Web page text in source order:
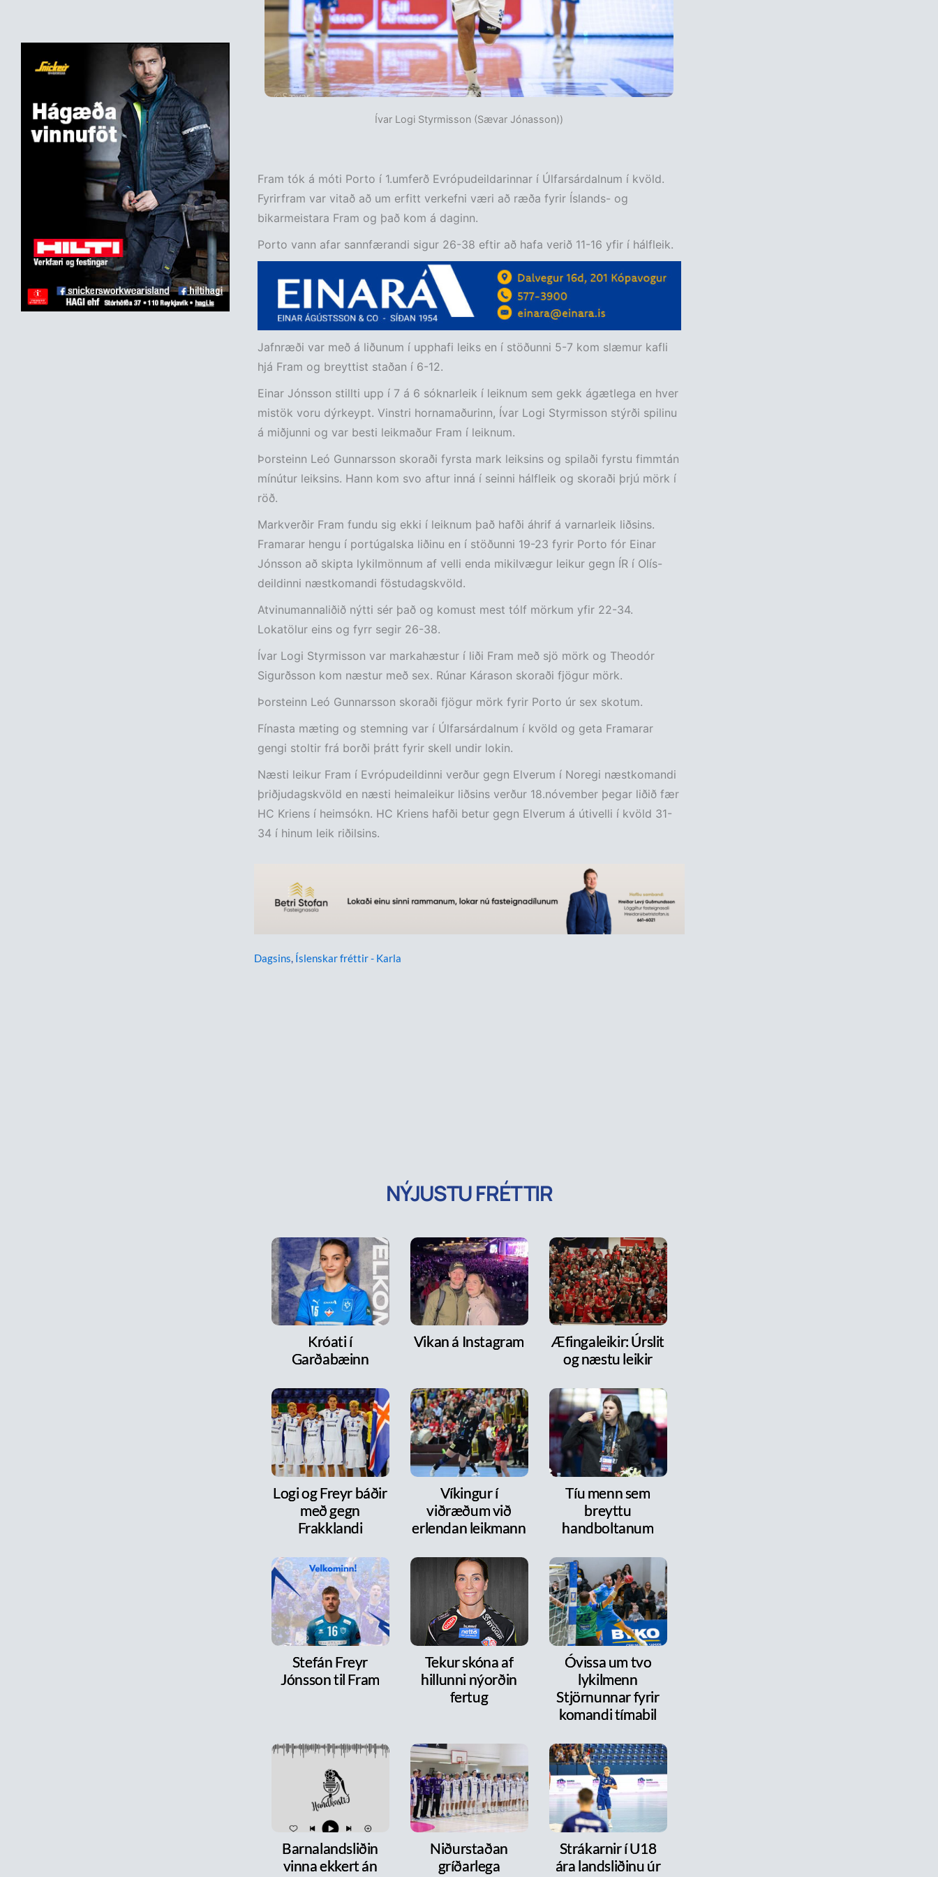
Ívar Logi Styrmisson (Sævar Jónasson))
Fram tók á móti Porto í 1.umferð Evrópudeildarinnar í Úlfarsárdalnum í kvöld.
Fyrirfram var vitað að um erfitt verkefni væri að ræða fyrir Íslands- og
bikarmeistara Fram og það kom á daginn.
Porto vann afar sannfærandi sigur 26-38 eftir að hafa verið 11-16 yfir í hálfleik.
Jafnræði var með á liðunum í upphafi leiks en í stöðunni 5-7 kom slæmur kafli
hjá Fram og breyttist staðan í 6-12.
Einar Jónsson stillti upp í 7 á 6 sóknarleik í leiknum sem gekk ágætlega en hver
mistök voru dýrkeypt. Vinstri hornamaðurinn, Ívar Logi Styrmisson stýrði spilinu
á miðjunni og var besti leikmaður Fram í leiknum.
Þorsteinn Leó Gunnarsson skoraði fyrsta mark leiksins og spilaði fyrstu fimmtán
mínútur leiksins. Hann kom svo aftur inná í seinni hálfleik og skoraði þrjú mörk í
röð.
Markverðir Fram fundu sig ekki í leiknum það hafði áhrif á varnarleik liðsins.
Framarar hengu í portúgalska liðinu en í stöðunni 19-23 fyrir Porto fór Einar
Jónsson að skipta lykilmönnum af velli enda mikilvægur leikur gegn ÍR í Olís-
deildinni næstkomandi föstudagskvöld.
Atvinumannaliðið nýtti sér það og komust mest tólf mörkum yfir 22-34.
Lokatölur eins og fyrr segir 26-38.
Ívar Logi Styrmisson var markahæstur í liði Fram með sjö mörk og Theodór
Sigurðsson kom næstur með sex. Rúnar Kárason skoraði fjögur mörk.
Þorsteinn Leó Gunnarsson skoraði fjögur mörk fyrir Porto úr sex skotum.
Fínasta mæting og stemning var í Úlfarsárdalnum í kvöld og geta Framarar
gengi stoltir frá borði þrátt fyrir skell undir lokin.
Næsti leikur Fram í Evrópudeildinni verður gegn Elverum í Noregi næstkomandi
þriðjudagskvöld en næsti heimaleikur liðsins verður 18.nóvember þegar liðið fær
HC Kriens í heimsókn. HC Kriens hafði betur gegn Elverum á útivelli í kvöld 31-
34 í hinum leik riðilsins.
Dagsins, Íslenskar fréttir - Karla
NÝJUSTU FRÉTTIR
Króati í
Garðabæinn
Vikan á Instagram
Æfingaleikir: Úrslit
og næstu leikir
Logi og Freyr báðir
með gegn
Frakklandi
Víkingur í
viðræðum við
erlendan leikmann
Tíu menn sem
breyttu
handboltanum
Stefán Freyr
Jónsson til Fram
Tekur skóna af
hillunni nýorðin
fertug
Óvissa um tvo
lykilmenn
Stjörnunnar fyrir
komandi tímabil
Barnalandsliðin
vinna ekkert án
Niðurstaðan
gríðarlega
Strákarnir í U18
ára landsliðinu úr